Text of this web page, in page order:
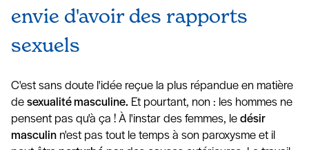
envie d'avoir des rapports
sexuels
C'est sans doute l'idée reçue la plus répandue en matière
desexualité masculine. Et pourtant, non : les hommes ne
pensent pas qu'à ça ! À l'instar des femmes, ledésir
masculin n'est pas tout le temps à son paroxysme et il